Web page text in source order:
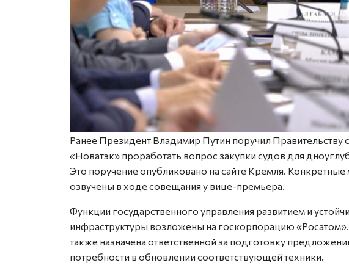
Ранее Президент Владимир Путин поручил
«Новатэк» проработать вопрос закупки судов для
Это поручение опубликовано на сайте Кремля.
озвучены в ходе совещания у вице-премьера.
Функции государственного управления развитием и
инфраструктуры возложены на госкорпорацию
также назначена ответственной за подготовку
потребности в обновлении соответствующей техники.